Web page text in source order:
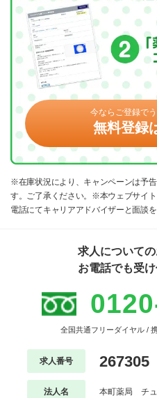
今ならご登録で
無料登録
※在庫状況により、キャンペーンは予
す。ご了承ください。※本ウェブサイ
電話にてキャリアアドバイザーと面談
求人について
お電話でも受
全国共通フリーダイヤル /
求人番号 267305
法人名 本町薬局 チュ